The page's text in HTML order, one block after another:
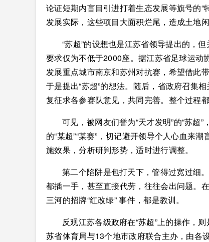
论证短期内盲目引进打着生态发展等旗号的
发展实际，这些项目大面积烂尾，造成土地闲
“苏超”的设想也是江苏省领导提出的，
要求仅为不低于2000座。据江苏省足球运
发展重点城市南京和苏州对抗赛，希望借此
于是提出“苏超”的想法。随后，省政府召集
复征求各参赛队意见，共同完善。整个过程
可见，被网友们誉为“天才发明”的“苏超
的“某超”“某赛”，切记避开领导个人心血来
施效果，分析研判形势，适时进行调整。
第二个陷阱是包打天下，管得过宽过细
都插一手，甚至直接代劳，往往会出问题。
三河的招牌“红改绿” 事件，都是教训。
反观江苏各级政府在“苏超”上的操作，
苏省体育局与13个地市政府联合主办，由各